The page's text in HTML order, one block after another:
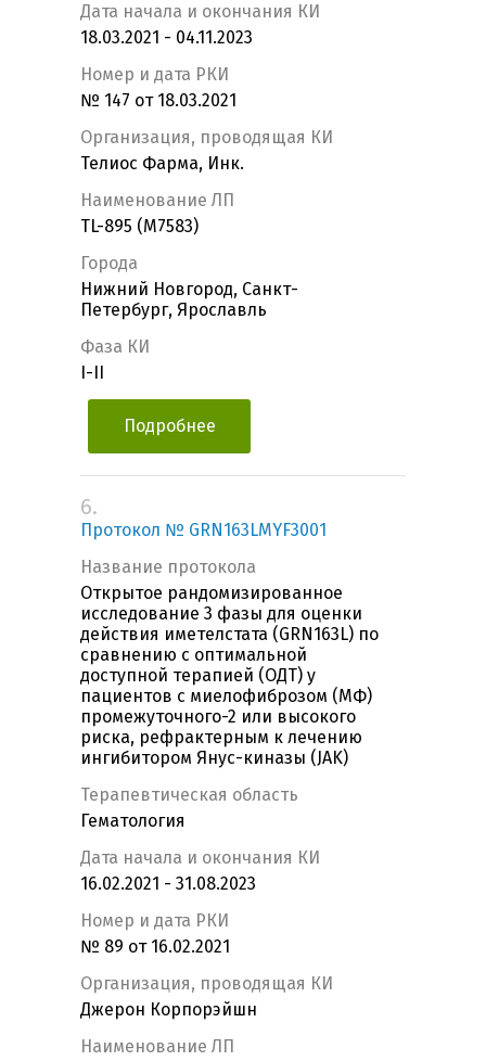
Дата начала и окончания КИ
18.03.2021 - 04.11.2023
Номер и дата РКИ
№ 147 от 18.03.2021
Организация, проводящая КИ
Телиос Фарма, Инк.
Наименование ЛП
TL-895 (M7583)
Города
Нижний Новгород, Санкт-
Петербург, Ярославль
Фаза КИ
I-II
Подробнее
6.
Протокол № GRN163LMYF3001
Название протокола
Открытое рандомизированное
исследование 3 фазы для оценки
действия иметелстата (GRN163L) по
сравнению с оптимальной
доступной терапией (ОДТ) у
пациентов с миелофиброзом (МФ)
промежуточного-2 или высокого
риска, рефрактерным к лечению
ингибитором Янус-киназы (JAK)
Терапевтическая область
Гематология
Дата начала и окончания КИ
16.02.2021 - 31.08.2023
Номер и дата РКИ
№ 89 от 16.02.2021
Организация, проводящая КИ
Джерон Корпорэйшн
Наименование ЛП